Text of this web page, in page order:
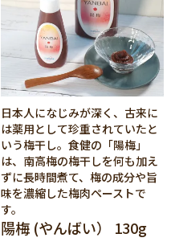
日本人になじみが深く、古来に
は薬用として珍重されていたと
いう梅干し。食健の「陽梅」
は、南高梅の梅干しを何も加え
ずに長時間煮て、梅の成分や旨
味を濃縮した梅肉ペーストで
す。
陽梅 (やんばい） 130g